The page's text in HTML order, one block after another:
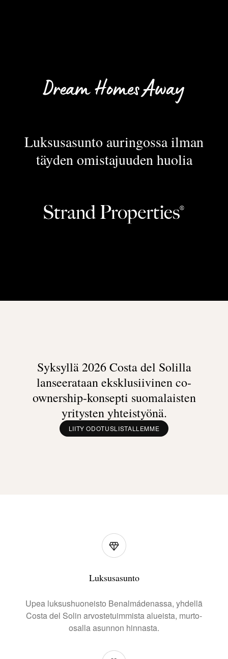
Luksusasunto auringossa ilman
täyden omistajuuden huolia
Syksyllä 2026 Costa del Solilla
lanseerataan eksklusiivinen co-
ownership-konsepti suomalaisten
yritysten yhteistyönä.
LIITY ODOTUSLISTALLEMME
Luksusasunto
Upea luksushuoneisto Benalmádenassa, yhdellä
Costa del Solin arvostetuimmista alueista, murto-
osalla asunnon hinnasta.